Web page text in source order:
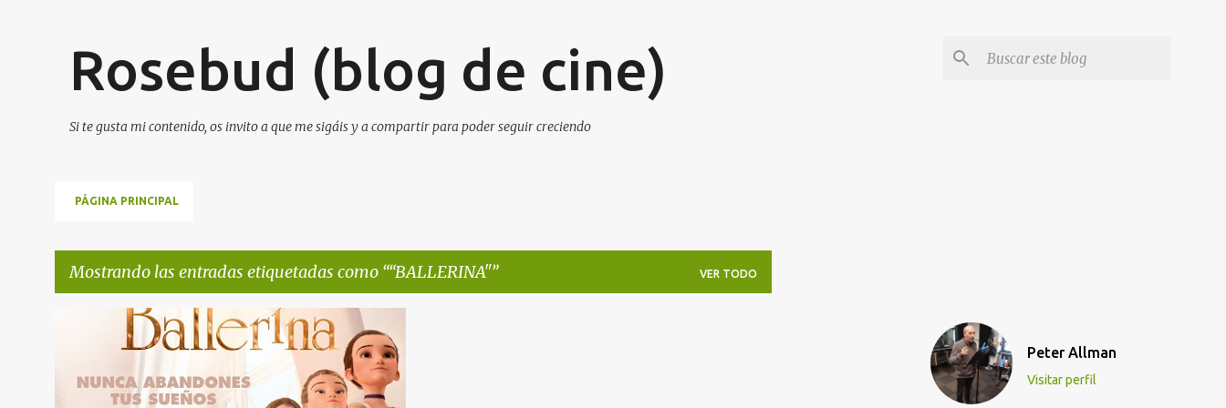
Rosebud (blog de cine)
Si te gusta mi contenido, os invito a que me sigáis y a compartir para poder seguir creciendo
PÁGINA PRINCIPAL
Mostrando las entradas etiquetadas como “BALLERINA" VER TODO
“BALLERINA" NOTA DE PRENSA
Peter Allman
Visitar perfil